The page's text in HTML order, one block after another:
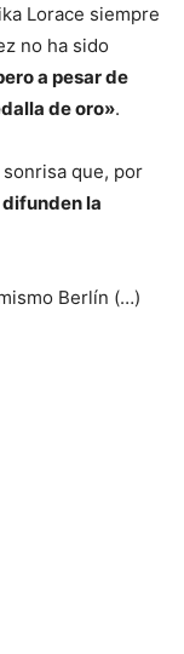
Lorace siempre
no ha sido
a pesar de
de oro».
sonrisa que, por
la
Berlín (…)